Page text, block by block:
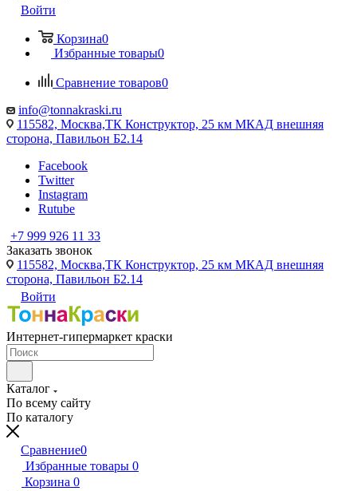
Войти
Корзина0
Избранные товары0
Сравнение товаров0
info@tonnakraski.ru
115582, Москва,ТК Конструктор, 25 км МКАД внешняя
сторона, Павильон Б2.14
Facebook
Twitter
Instagram
Rutube
+7 999 926 11 33
Заказать звонок
115582, Москва,ТК Конструктор, 25 км МКАД внешняя
сторона, Павильон Б2.14
Войти
Интернет-гипермаркет краски
Каталог
По всему сайту
По каталогу
Сравнение0
Избранные товары 0
Корзина 0